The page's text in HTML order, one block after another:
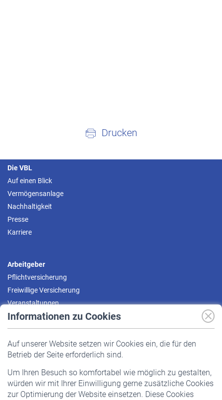
Informationen zu Cookies
Auf unserer Website setzen wir Cookies ein, die für den
Betrieb der Seite erforderlich sind.
Um Ihren Besuch so komfortabel wie möglich zu gestalten,
würden wir mit Ihrer Einwilligung gerne zusätzliche Cookies
zur Optimierung der Website einsetzen. Diese Cookies
Drucken
Die VBL
Auf einen Blick
Vermögensanlage
Nachhaltigkeit
Presse
Karriere
Arbeitgeber
Pflichtversicherung
Freiwillige Versicherung
Veranstaltungen
Pflichtversicherung
Staatliche Förderung
Veranstaltungen